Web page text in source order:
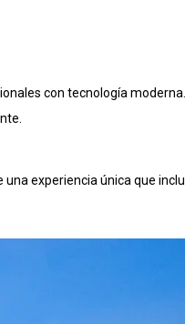
con tecnología
experiencia única que